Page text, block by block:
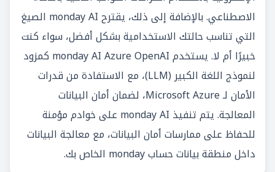
الاصطناعي. بالإضافة إلى ذلك، يقترح monday AI الصيغ
التي تناسب حالتك الاستخدامية بشكل أفضل، سواء كنت
خبيرًا أم لا. يستخدم monday AI Azure OpenAI كمزود
لنموذج اللغة الكبير (LLM)، مع الاستفادة من قدرات
الأمان لـ Microsoft Azure، لضمان أمان البيانات
المعالجة. يتم تنفيذ monday AI على خوادم مؤمنة
للحفاظ على ممارسات أمان البيانات، مع معالجة البيانات
داخل منطقة بيانات حساب monday الخاص بك.